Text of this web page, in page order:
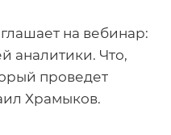
на вебинар:
аналитики. Что,
проведет
Храмыков.